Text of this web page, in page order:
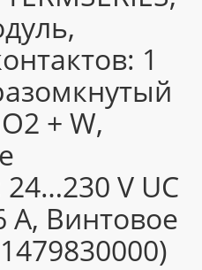
1
+ W,
V UC
A, Винтовое